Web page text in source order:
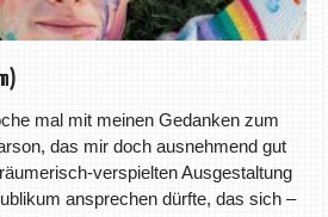
mal mit meinen Gedanken zum
das mir doch ausnehmend gut
verspielten Ausgestaltung
ansprechen dürfte, das sich –